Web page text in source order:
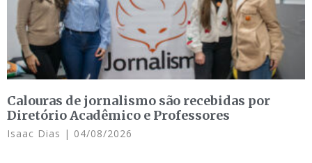
Calouras de jornalismo são recebidas por
Diretório Acadêmico e Professores
Isaac Dias 04/08/2026